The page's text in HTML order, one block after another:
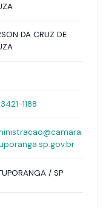
DA CRUZ DE
1188
/ SP